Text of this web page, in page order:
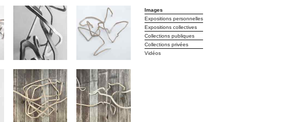
Images
Expositions personnelles
Expositions collectives
Collections publiques
Collections privées
Vidéos